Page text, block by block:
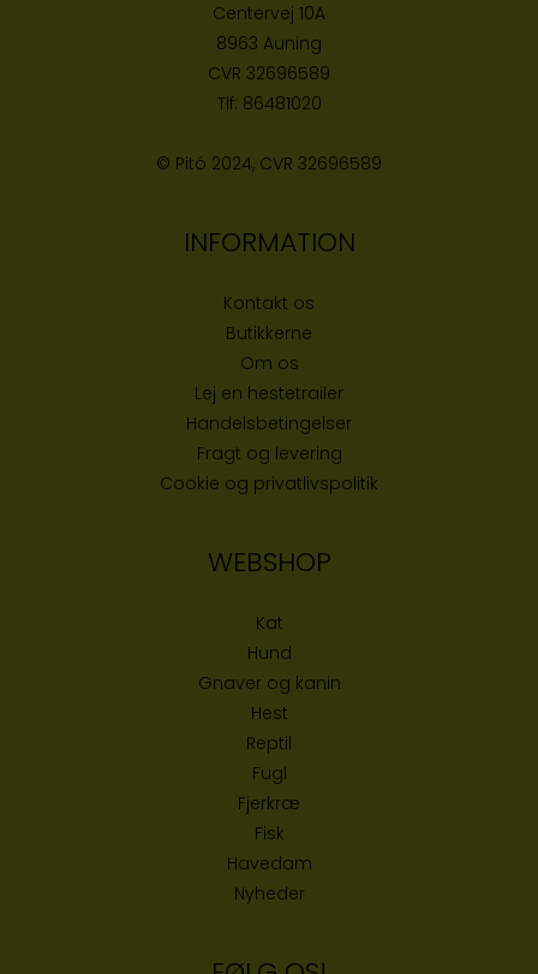
Centervej 10A
8963 Auning
CVR 32696589
Tlf: 86481020
© Pitó 2024, CVR 32696589
INFORMATION
Kontakt os
Butikkerne
Om os
Lej en hestetrailer
Handelsbetingelser
Fragt og levering
Cookie og privatlivspolitik
WEBSHOP
Kat
Hund
Gnaver og kanin
Hest
Reptil
Fugl
Fjerkræ
Fisk
Havedam
Nyheder